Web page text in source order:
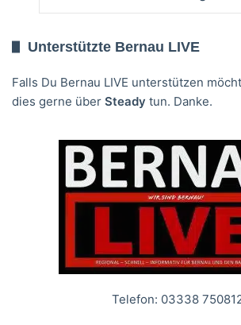
Unterstützte Bernau LIVE
Falls Du Bernau LIVE unterstützen
dies gerne über Steady tun. Danke.
Telefon: 03338